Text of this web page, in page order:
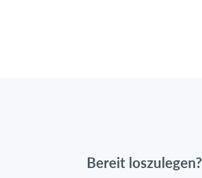
Bereit loszulegen?